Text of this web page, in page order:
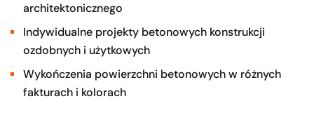
architektonicznego
Indywidualne projekty betonowych konstrukcji
ozdobnych i użytkowych
Wykończenia powierzchni betonowych w różnych
fakturach i kolorach